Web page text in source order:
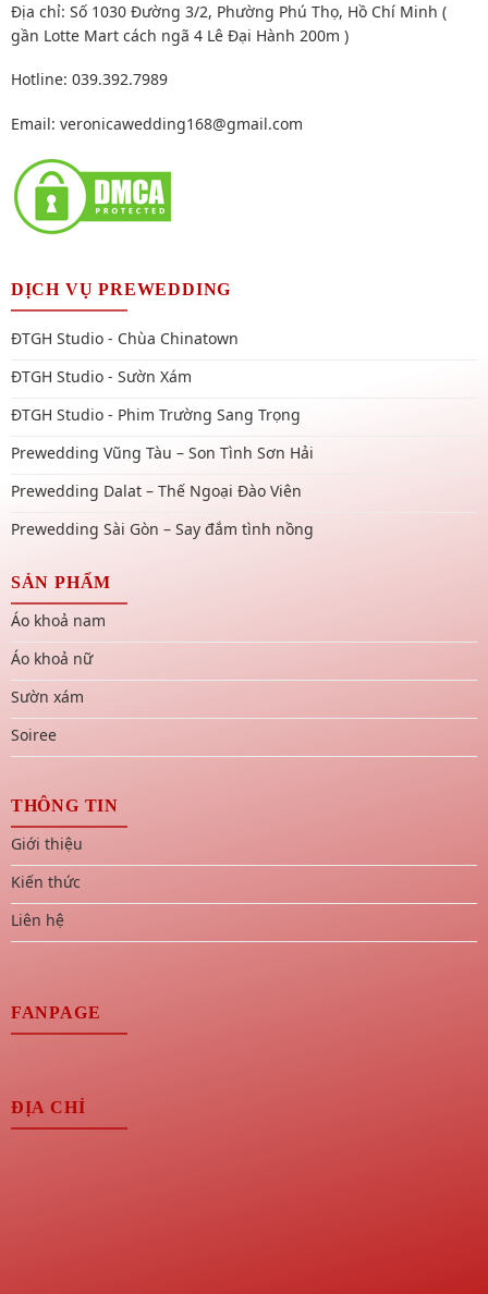
Địa chỉ: Số 1030 Đường 3/2, Phường Phú Thọ, Hồ Chí Minh (
gần Lotte Mart cách ngã 4 Lê Đại Hành 200m )
Hotline: 039.392.7989
Email: veronicawedding168@gmail.com
DỊCH VỤ PREWEDDING
ĐTGH Studio - Chùa Chinatown
ĐTGH Studio - Sườn Xám
ĐTGH Studio - Phim Trường Sang Trọng
Prewedding Vũng Tàu – Son Tình Sơn Hải
Prewedding Dalat – Thế Ngoại Đào Viên
Prewedding Sài Gòn – Say đắm tình nồng
SẢN PHẨM
Áo khoả nam
Áo khoả nữ
Sườn xám
Soiree
THÔNG TIN
Giới thiệu
Kiến thức
Liên hệ
FANPAGE
ĐỊA CHỈ